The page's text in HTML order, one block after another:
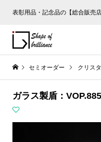
表彰用品・記念品の【総合販売
セミオーダー クリス
ガラス製盾：VOP.885